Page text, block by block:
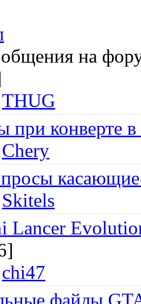
на
THUG
при конверте
Chery
Skitels
Lancer
chi47
файлы